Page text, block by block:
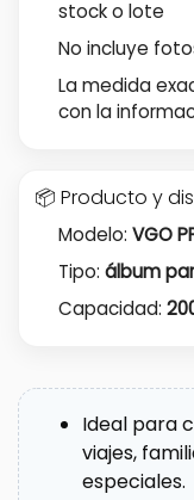
stock o lote
No incluye
La medida
con la
📦 Producto y
Modelo: VGO
Tipo: álbum
Capacidad:
Ideal para
viajes,
especiales.